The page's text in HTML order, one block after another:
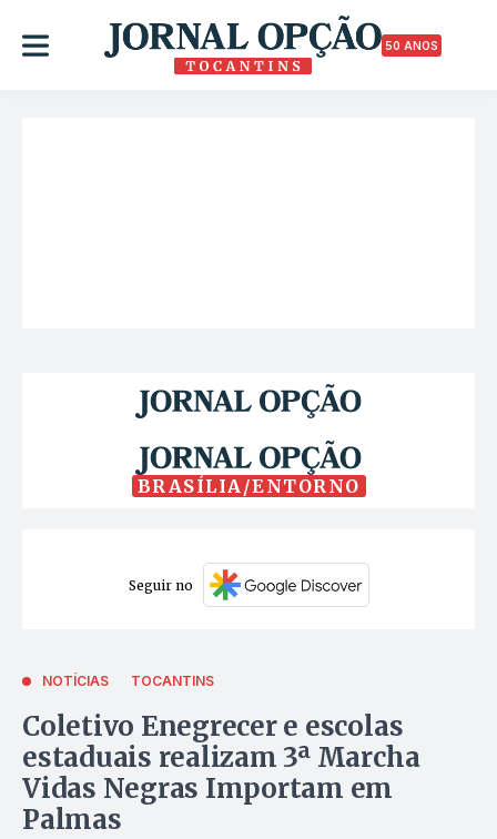
50 ANOS
BRASÍLIA/ENTORNO
Seguir no
NOTÍCIAS TOCANTINS
Coletivo Enegrecer e escolas
estaduais realizam 3ª Marcha
Vidas Negras Importam em
Palmas